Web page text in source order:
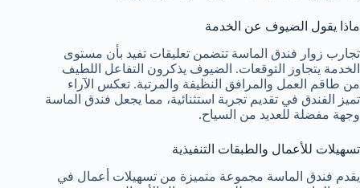
ماذا يقول الضيوف عن الخدمة
تجارب زوار فندق الماسة تتضمن تعليقات تفيد بأن مستوى
الخدمة يتجاوز التوقعات. الضيوف يذكرون التفاعل اللطيف
من طاقم العمل والمرافق النظيفة والمرتبة. تعكس الآراء
تميز الفندق في تقديم تجربة استثنائية، مما يجعل فندق الماسة
وجهة مفضلة للعديد من السياح.
تسهيلات للأعمال والطبقات التنفيذية
يقدم فندق الماسة مجموعة متميزة من تسهيلات أعمال في